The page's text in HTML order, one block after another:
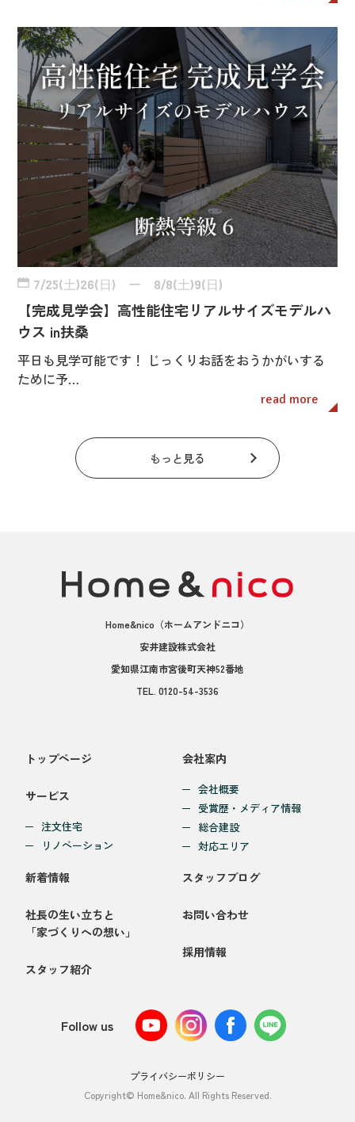
7/25(土)26(日) ー 8/8(土)9(日)
【完成見学会】高性能住宅リアルサイズモデルハ
ウス in扶桑
平日も見学可能です！ じっくりお話をおうかがいする
ために予…
read more
もっと見る
Home&nico （ホームアンドニコ）
安井建設株式会社
愛知県江南市宮後町天神52番地
TEL. 0120-54-3536
トップページ
サービス
注文住宅
リノベーション
会社案内
会社概要
受賞歴・メディア情報
総合建設
対応エリア
新着情報
社長の生い立ちと
「家づくりへの想い」
スタッフ紹介
スタッフブログ
お問い合わせ
採用情報
Follow us
プライバシーポリシー
Copyright© Home&nico. All Rights Reserved.